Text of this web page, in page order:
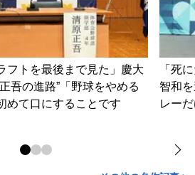
フトを最後まで見た」慶大
吾の進路”「野球をやめる
めて口にすることです
「死
智和
レー